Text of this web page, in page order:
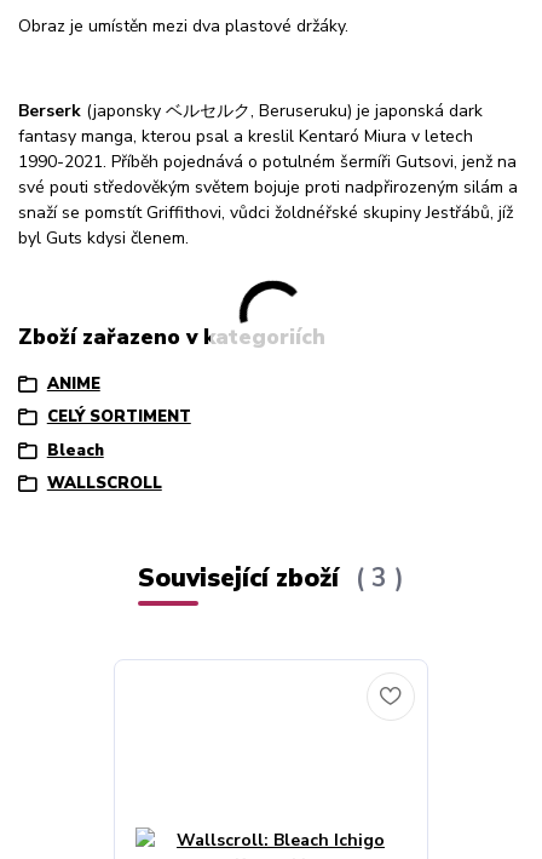
Obraz je umístěn mezi dva plastové držáky.
Berserk (japonsky ベルセルク, Beruseruku) je japonská dark
fantasy manga, kterou psal a kreslil Kentaró Miura v letech
1990-2021. Příběh pojednává o potulném šermíři Gutsovi, jenž na
své pouti středověkým světem bojuje proti nadpřirozeným silám a
snaží se pomstít Griffithovi, vůdci žoldnéřské skupiny Jestřábů, jíž
byl Guts kdysi členem.
Zboží zařazeno v kategoriích
ANIME
CELÝ SORTIMENT
Bleach
WALLSCROLL
Související zboží 3